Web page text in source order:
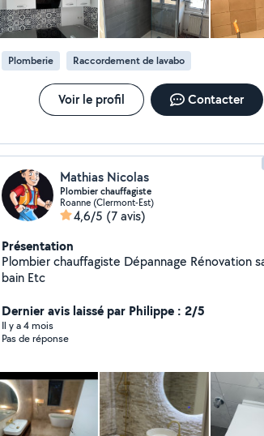
Plomberie Raccordement de lavabo
Voir le profil Contacter
Mathias Nicolas
Plombier chauffagiste
Roanne (Clermont-Est)
4,6/5 (7 avis)
Présentation
Plombier chauffagiste Dépannage Rénovation salle de
bain Etc
Dernier avis laissé par Philippe : 2/5
Il y a 4 mois
Pas de réponse